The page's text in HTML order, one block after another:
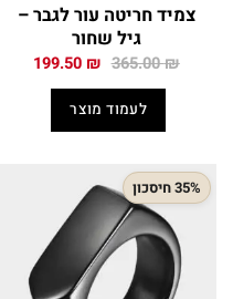
צמיד חריטה עור לגבר –
גיל שחור
365.00₪ המחיר
היה:
365.00 ₪.
199.50 ₪ המחיר
לעמוד מוצר
35% חיסכון